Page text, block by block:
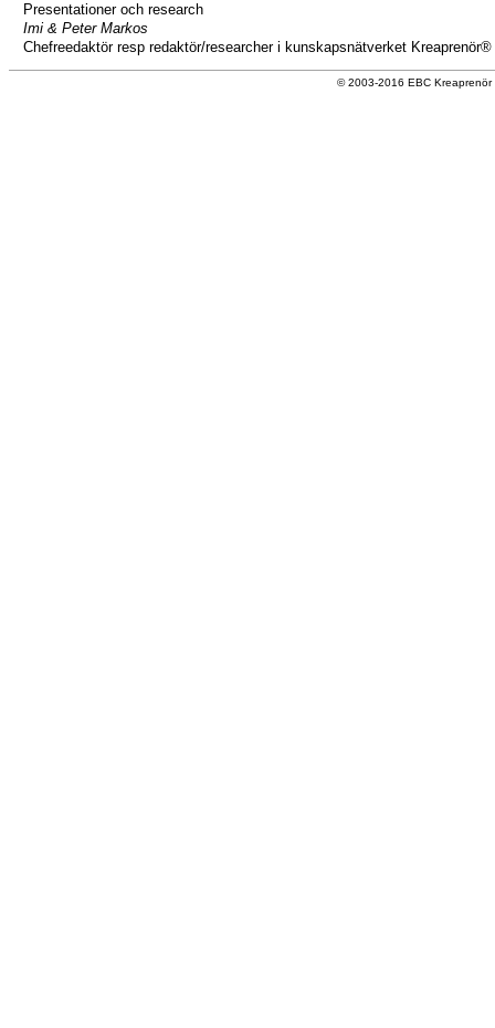
Presentationer och research
Imi & Peter Markos
Chefreedaktör resp redaktör/researcher i kunskapsnätverket Kreaprenör®
© 2003-2016 EBC Kreaprenör